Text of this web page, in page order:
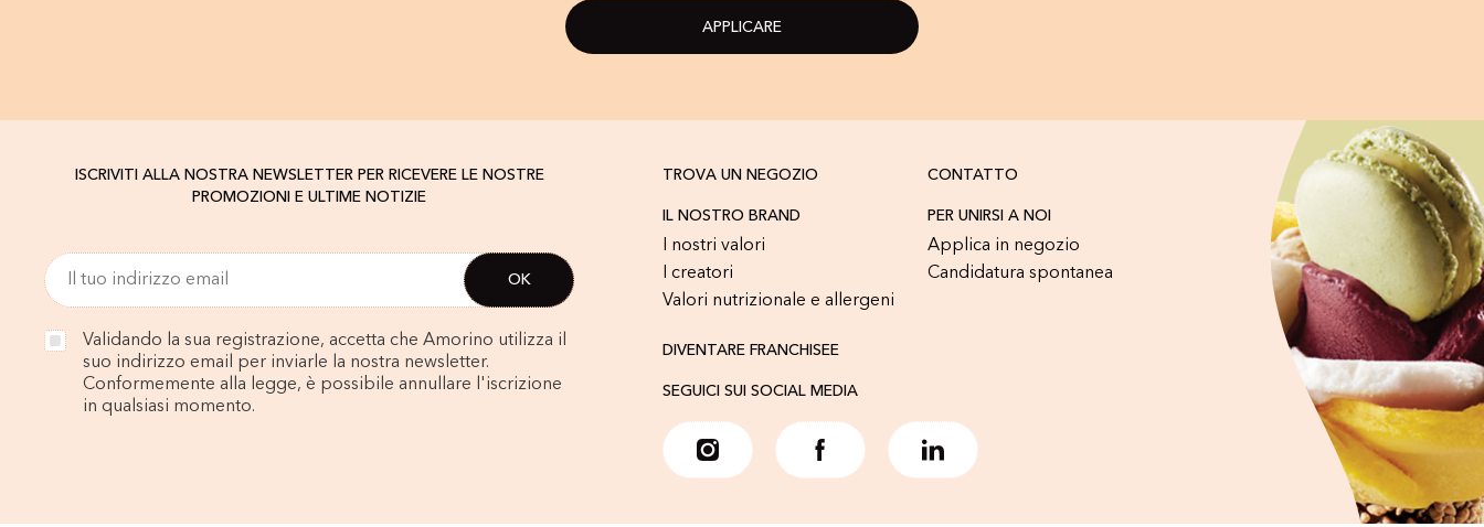
APPLICARE
ISCRIVITI ALLA NOSTRA NEWSLETTER PER RICEVERE LE NOSTRE
PROMOZIONI E ULTIME NOTIZIE
Validando la sua registrazione, accetta che Amorino utilizza il
suo indirizzo email per inviarle la nostra newsletter.
Conformemente alla legge, è possibile annullare l'iscrizione
in qualsiasi momento.
TROVA UN NEGOZIO CONTATTO
IL NOSTRO BRAND
I nostri valori
I creatori
Valori nutrizionale e allergeni
PER UNIRSI A NOI
Applica in negozio
Candidatura spontanea
DIVENTARE FRANCHISEE
SEGUICI SUI SOCIAL MEDIA